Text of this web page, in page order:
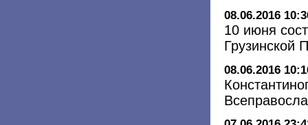
08.06.2016
10 июня
Грузинской
08.06.2016